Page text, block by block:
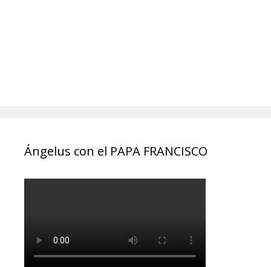
Ángelus con el PAPA FRANCISCO